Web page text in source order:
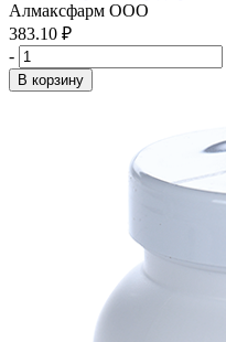
Алмаксфарм ООО
383.10 ₽
-
В корзину